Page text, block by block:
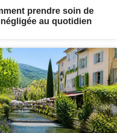
prendre soin de
au quotidien